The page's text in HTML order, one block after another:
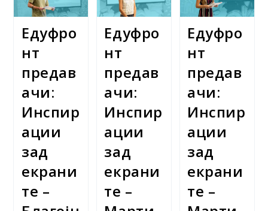
Им
Помага
На
Родителите
Изберат
Дигитална
До
Веб-
Едуфро
нт
предав
ачи:
Инспир
ации
зад
екрани
те –
Едуфро
нт
предав
ачи:
Инспир
ации
зад
екрани
те –
Едуфро
нт
предав
ачи:
Инспир
ации
зад
екрани
те –